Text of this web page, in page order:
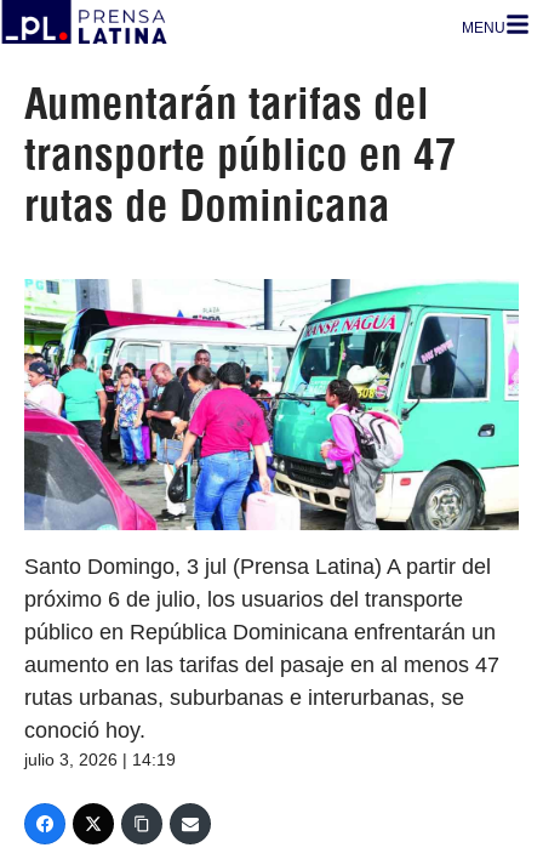
MENU
Aumentarán tarifas del
transporte público en 47
rutas de Dominicana
Santo Domingo, 3 jul (Prensa Latina) A partir del
próximo 6 de julio, los usuarios del transporte
público en República Dominicana enfrentarán un
aumento en las tarifas del pasaje en al menos 47
rutas urbanas, suburbanas e interurbanas, se
conoció hoy.
julio 3, 2026 | 14:19